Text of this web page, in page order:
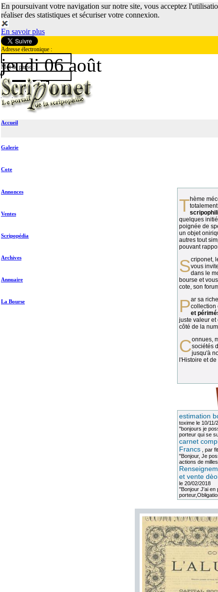
En poursuivant votre navigation sur notre site, vous acceptez
réaliser des statistiques et sécuriser votre connexion.
En savoir plus
Adresse électronique :
Mot de passe :
jeudi 06 août
Accueil
Galerie
Cote
Annonces
Ventes
Scripopédia
Archives
Annuaire
La Bourse
Thème méconnu des collectionneurs et
quelques
poignée de
un objet
autres tout
pouvant
vous
dans le
bourse et
cote, son
Par sa richesse et sa diversité, lacollection
et
juste valeur et
côté de la
Connues, méconnues, ou inconnues, lessociétés
jusqu'à
l'Histoire et
estimation
toximele 10/11/
"bonjours je
porteur qui se
carnet
Francs, par
"Bonjour, Je
actions de
et vente
le 20/02/2018
"Bonjour J'ai en